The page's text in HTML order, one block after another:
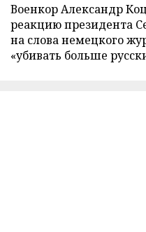
Военкор Александр
реакцию президента
на слова немецкого
«убивать больше